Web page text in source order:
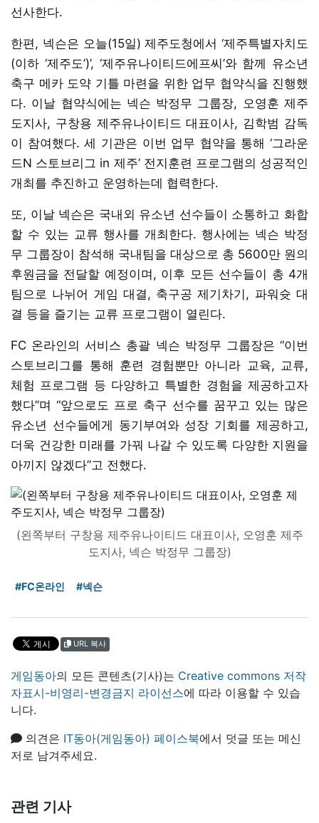
선사한다.
한편, 넥슨은 오늘(15일) 제주도청에서 ‘제주특별자치도
(이하 ‘제주도’)’, ‘제주유나이티드에프씨’와 함께 유소년
축구 메카 도약 기틀 마련을 위한 업무 협약식을 진행했
다. 이날 협약식에는 넥슨 박정무 그룹장, 오영훈 제주
도지사, 구창용 제주유나이티드 대표이사, 김학범 감독
이 참여했다. 세 기관은 이번 업무 협약을 통해 ‘그라운
드N 스토브리그 in 제주’ 전지훈련 프로그램의 성공적인
개최를 추진하고 운영하는데 협력한다.
또, 이날 넥슨은 국내외 유소년 선수들이 소통하고 화합
할 수 있는 교류 행사를 개최한다. 행사에는 넥슨 박정
무 그룹장이 참석해 국내팀을 대상으로 총 5600만 원의
후원금을 전달할 예정이며, 이후 모든 선수들이 총 4개
팀으로 나뉘어 게임 대결, 축구공 제기차기, 파워슛 대
결 등을 즐기는 교류 프로그램이 열린다.
FC 온라인의 서비스 총괄 넥슨 박정무 그룹장은 “이번
스토브리그를 통해 훈련 경험뿐만 아니라 교육, 교류,
체험 프로그램 등 다양하고 특별한 경험을 제공하고자
했다”며 “앞으로도 프로 축구 선수를 꿈꾸고 있는 많은
유소년 선수들에게 동기부여와 성장 기회를 제공하고,
더욱 건강한 미래를 가꿔 나갈 수 있도록 다양한 지원을
아끼지 않겠다”고 전했다.
(왼쪽부터 구창용 제주유나이티드 대표이사, 오영훈 제주
도지사, 넥슨 박정무 그룹장)
#FC온라인 #넥슨
URL 복사
게임동아의 모든 콘텐츠(기사)는 Creative commons 저작
자표시-비영리-변경금지 라이선스에 따라 이용할 수 있습
니다.
의견은 IT동아(게임동아) 페이스북에서 덧글 또는 메신
저로 남겨주세요.
관련 기사